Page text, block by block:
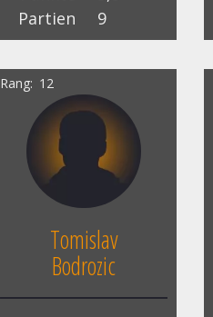
Partien
9
Rang 12
Tomislav
Bodrozic